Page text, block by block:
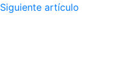
Siguiente artículo